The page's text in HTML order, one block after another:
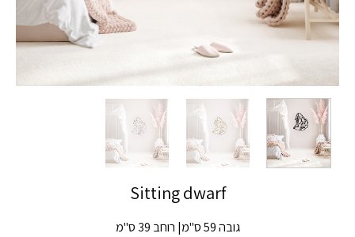
Sitting dwarf
גובה 59 ס"מ| רוחב 39 ס"מ